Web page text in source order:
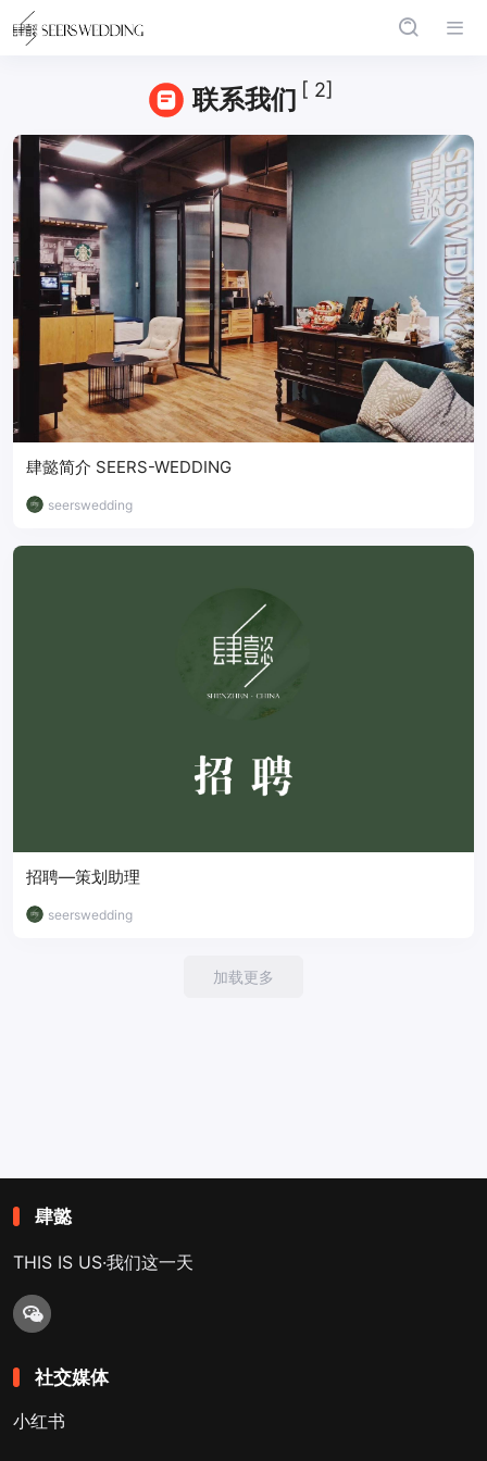
联系我们 [ 2]
肆懿简介 SEERS-WEDDING
seerswedding
招聘—策划助理
seerswedding
加载更多
肆懿
THIS IS US·我们这一天
社交媒体
小红书